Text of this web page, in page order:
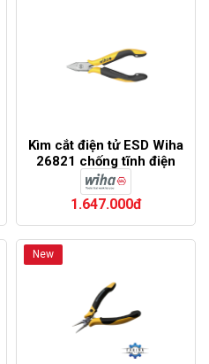
Kìm cắt điện tử ESD Wiha
26821 chống tĩnh điện
1.647.000đ
New